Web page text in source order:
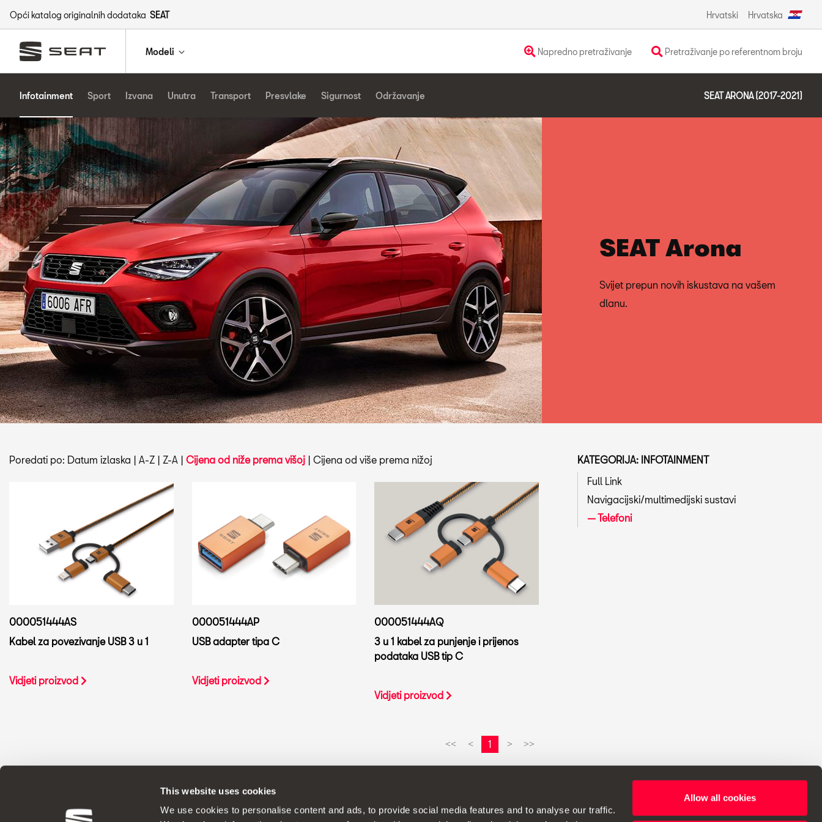
This website uses cookies
We use cookies to personalise content and ads, to provide social media features and to analyse our traffic.
Allow all cookies
Opći katalog originalnih dodataka SEAT Hrvatski Hrvatska
Modeli Napredno pretraživanje Pretraživanje po referentnom broju
Infotainment Sport Izvana Unutra Transport Presvlake Sigurnost Održavanje SEAT ARONA (2017-2021)
SEAT Arona
Svijet prepun novih iskustava na vašem
dlanu.
Poredati po: Datum izlaska | A-Z | Z-A | Cijena od niže prema višoj | Cijena od više prema nižoj
000051444AS
Kabel za povezivanje USB 3 u 1
Vidjeti proizvod
000051444AP
USB adapter tipa C
Vidjeti proizvod
000051444AQ
3 u 1 kabel za punjenje i prijenos
podataka USB tip C
Vidjeti proizvod
<< < 1 > >>
KATEGORIJA: INFOTAINMENT
Full Link
Navigacijski/multimedijski sustavi
Telefoni
ORIGINALNI DODACI - SEAT primjenjuje politiku neprekidnog razvoja svojih proizvoda i pridržava pravo izmjena u specifikacijama.